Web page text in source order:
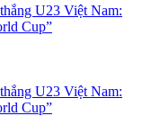
U23 Việt Nam:
Cup”
U23 Việt Nam:
Cup”